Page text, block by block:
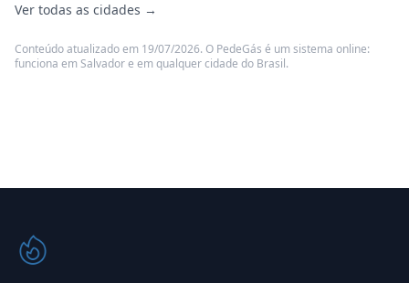
Ver todas as cidades →
Conteúdo atualizado em 19/07/2026. O PedeGás é um sistema online:
funciona em Salvador e em qualquer cidade do Brasil.